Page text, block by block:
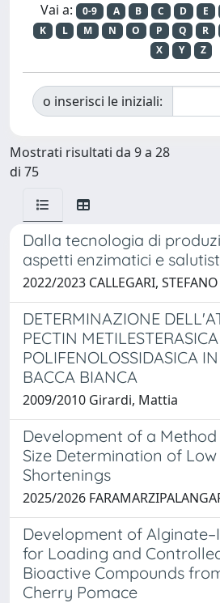
Vai a: 0-9 A B C D E
K
L M N O P Q R
X
Y Z
o inserisci le iniziali:
Mostrati risultati da 9 a 28
di 75
Dalla tecnologia di
aspetti enzimatici e
2022/2023 CALLEGARI, STEFANO
DETERMINAZIONE
PECTIN
POLIFENOLOSSIDASICA
BACCA BIANCA
2009/2010 Girardi, Mattia
Development of a
Size Determination of Low
Shortenings
2025/2026
Development of
for Loading and
Bioactive Compounds
Cherry Pomace